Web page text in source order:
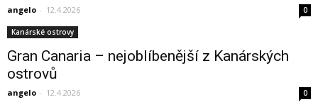
angelo - 12.4.2026 0
Kanárské ostrovy
Gran Canaria – nejoblíbenější z Kanárských
ostrovů
angelo - 12.4.2026 0